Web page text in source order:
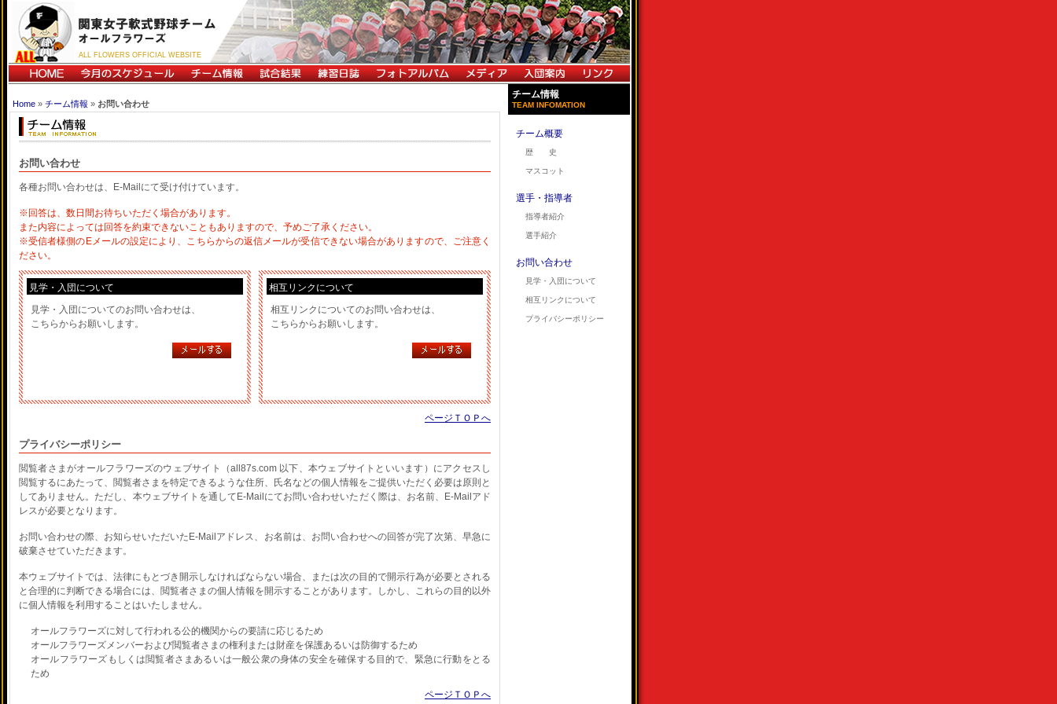
ALL FLOWERS OFFICIAL WEBSITE
Home » チーム情報 » お問い合わせ
お問い合わせ
各種お問い合わせは、E-Mailにて受け付けています。
※回答は、数日間お待ちいただく場合があります。
また内容によっては回答を約束できないこともありますので、予めご了承ください。
※受信者様側のEメールの設定により、こちらからの返信メールが受信できない場合がありますので、ご注意く
ださい。
見学・入団について
見学・入団についてのお問い合わせは、
こちらからお願いします。
相互リンクについて
相互リンクについてのお問い合わせは、
こちらからお願いします。
ページＴＯＰへ
プライバシーポリシー
閲覧者さまがオールフラワーズのウェブサイト（all87s.com 以下、本ウェブサイトといいます）にアクセスし
閲覧するにあたって、閲覧者さまを特定できるような住所、氏名などの個人情報をご提供いただく必要は原則と
してありません。ただし、本ウェブサイトを通してE-Mailにてお問い合わせいただく際は、お名前、E-Mailアド
レスが必要となります。
お問い合わせの際、お知らせいただいたE-Mailアドレス、お名前は、お問い合わせへの回答が完了次第、早急に
破棄させていただきます。
本ウェブサイトでは、法律にもとづき開示しなければならない場合、または次の目的で開示行為が必要とされる
と合理的に判断できる場合には、閲覧者さまの個人情報を開示することがあります。しかし、これらの目的以外
に個人情報を利用することはいたしません。
オールフラワーズに対して行われる公的機関からの要請に応じるため
オールフラワーズメンバーおよび閲覧者さまの権利または財産を保護あるいは防御するため
オールフラワーズもしくは閲覧者さまあるいは一般公衆の身体の安全を確保する目的で、緊急に行動をとる
ため
ページＴＯＰへ
チーム情報
TEAM INFOMATION
チーム概要
歴 史
マスコット
選手・指導者
指導者紹介
選手紹介
お問い合わせ
見学・入団について
相互リンクについて
プライバシーポリシー